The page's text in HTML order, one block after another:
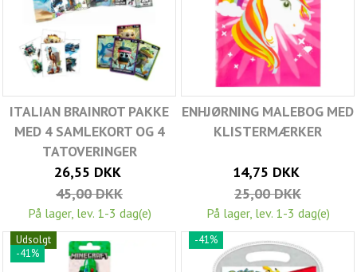
ITALIAN BRAINROT PAKKE
MED 4 SAMLEKORT OG 4
TATOVERINGER
26,55 DKK
45,00 DKK
På lager, lev. 1-3 dag(e)
ENHJØRNING MALEBOG MED
KLISTERMÆRKER
14,75 DKK
25,00 DKK
På lager, lev. 1-3 dag(e)
Udsolgt
-41%
-41%